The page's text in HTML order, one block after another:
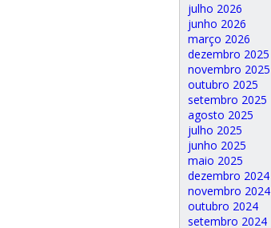
julho 2026
junho 2026
março 2026
dezembro 2025
novembro 2025
outubro 2025
setembro 2025
agosto 2025
julho 2025
junho 2025
maio 2025
dezembro 2024
novembro 2024
outubro 2024
setembro 2024